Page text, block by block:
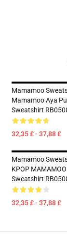
Mamamoo
Mamamoo Aya
Sweatshirt
32,35 £ - 37,88 £
Mamamoo
KPOP MAMAMOO
Sweatshirt
32,35 £ - 37,88 £